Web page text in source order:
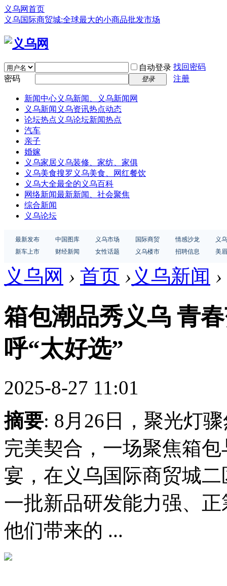
义乌网首页
义乌国际商贸城:全球最大的小商品批发市场
自动登录 找回密码
密码
登录 注册
新闻中心义乌新闻、义乌新闻网
义乌新闻 义乌资讯热点动态
论坛热点 义乌论坛新闻热点
汽车
亲子
婚嫁
义乌家居义乌装修、家纺、家俱
义乌美食搜罗义乌美食、网红餐饮
义乌大全最全的义乌百科
网络新闻最新新闻、社会聚焦
综合新闻
义乌论坛
最新发布 中国图库 义乌市场 国际商贸 情感沙龙
义
新车上市
财经新闻 女性话题 义乌楼市 招聘信息 美
义乌网 › 首页 › 义乌新闻 ›
箱包潮品秀义乌 青
呼“太好选”
2025-8-27 11:01
摘要: 8月26日，聚光灯
完美契合，一场聚焦箱
宴，在义乌国际商贸城
一批新品研发能力强、
他们带来的 ...